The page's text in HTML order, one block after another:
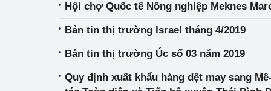
Thị trường nước
Thị trường trong
Ngành Công
Hội chợ Quốc tế Nông nghiệp Meknes
Bản tin thị trường Israel tháng 4/2019
Bản tin thị trường Úc số 03 năm 2019
Quy định xuất khẩu hàng dệt may sang